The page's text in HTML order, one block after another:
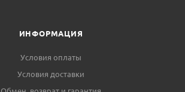
ИНФОРМАЦИЯ
Условия оплаты
Условия доставки